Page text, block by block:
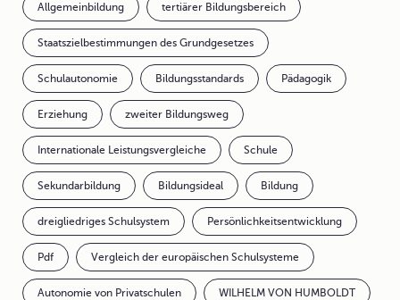
Allgemeinbildung tertiärer Bildungsbereich
Staatszielbestimmungen des Grundgesetzes
Schulautonomie Bildungsstandards Pädagogik
Erziehung zweiter Bildungsweg
Internationale Leistungsvergleiche Schule
Sekundarbildung Bildungsideal Bildung
dreigliedriges Schulsystem Persönlichkeitsentwicklung
Pdf Vergleich der europäischen Schulsysteme
Autonomie von Privatschulen WILHELM VON HUMBOLDT